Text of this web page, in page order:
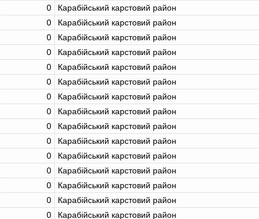
0
Карабійський карстовий район
0
Карабійський карстовий район
0
Карабійський карстовий район
0
Карабійський карстовий район
0
Карабійський карстовий район
0
Карабійський карстовий район
0
Карабійський карстовий район
0
Карабійський карстовий район
0
Карабійський карстовий район
0
Карабійський карстовий район
0
Карабійський карстовий район
0
Карабійський карстовий район
0
Карабійський карстовий район
0
Карабійський карстовий район
0 Карабійський карстовий район